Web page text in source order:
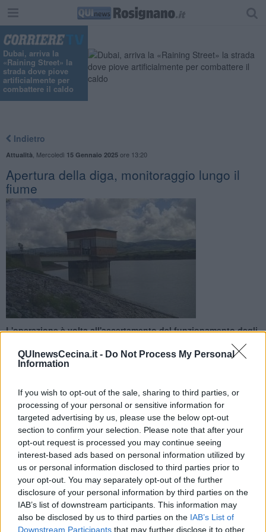
QUInewsCecina.it - Do Not Process My Personal
Information
If you wish to opt-out of the sale, sharing to third parties, or
processing of your personal or sensitive information for
targeted advertising by us, please use the below opt-out
section to confirm your selection. Please note that after your
opt-out request is processed you may continue seeing
interest-based ads based on personal information utilized by
us or personal information disclosed to third parties prior to
your opt-out. You may separately opt-out of the further
disclosure of your personal information by third parties on the
IAB’s list of downstream participants. This information may
also be disclosed by us to third parties on the IAB’s List of
Downstream Participants that may further disclose it to other
Dubai, arriva la
«Raining Street» la
strada dove piove
artificialmente per
combattere il caldo
Indietro
Attualità Mercoledì 15 Gennaio 2025ore 13:20
Apertura della diga, monitoraggio lungo il
fiume
L'operazione è volta all'accertamento del funzionamento degli
organi di scarico e comporterà l'aumento del transito di acqua
ROSIGNANO MARITTIMO — Giovedì 16 Gennaio 2025 è prevista
l’apertura di entrambe le paratoie dello scarico di fondo delladiga
di Santa Luce. Avverrà nell’arco temporale fra le ore 9,30 e le ore
1. Lo ha comunicato Società Solvay Chimica Italia s.p.a., in qualità
di concessionario della diga.
L'operazione è volta all'accertamento del funzionamento degli
organi di scarico e comporterà il transito di acqua di circa 25
mc/sec. Tale portata d'acqua non dovrebbe comportare un
superamento della soglia di sicurezza stabilita dal decreto della